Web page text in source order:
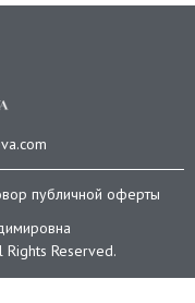
публичной оферты
Reserved.